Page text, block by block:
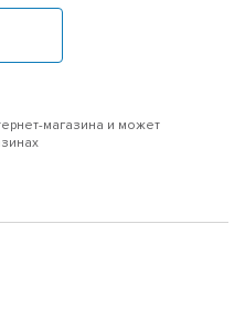
магазина и может